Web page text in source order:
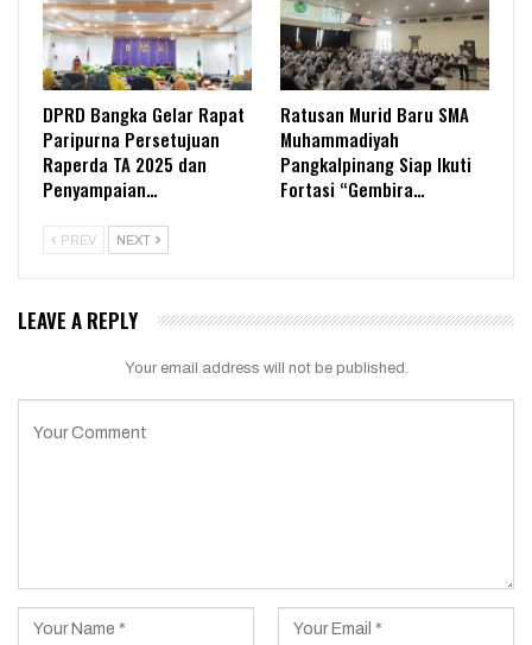
DPRD Bangka Gelar Rapat
Paripurna Persetujuan
Raperda TA 2025 dan
Penyampaian…
Ratusan Murid Baru SMA
Muhammadiyah
Pangkalpinang Siap Ikuti
Fortasi “Gembira…
PREV NEXT
LEAVE A REPLY
Your email address will not be published.